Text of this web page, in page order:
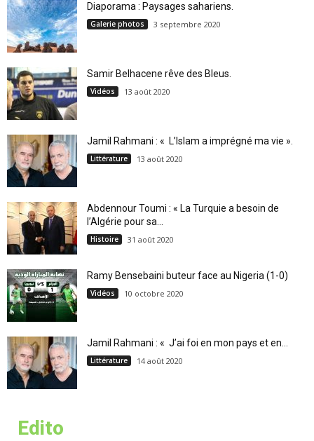
Diaporama : Paysages sahariens.
Galerie photos 3 septembre 2020
Samir Belhacene rêve des Bleus.
Vidéos 13 août 2020
Jamil Rahmani : « L’Islam a imprégné ma vie ».
Littérature 13 août 2020
Abdennour Toumi : « La Turquie a besoin de
l’Algérie pour sa...
Histoire 31 août 2020
Ramy Bensebaini buteur face au Nigeria (1-0)
Vidéos 10 octobre 2020
Jamil Rahmani : « J’ai foi en mon pays et en...
Littérature 14 août 2020
Edito